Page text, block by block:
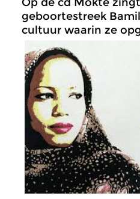
geboortestreek
cultuur waarin ze